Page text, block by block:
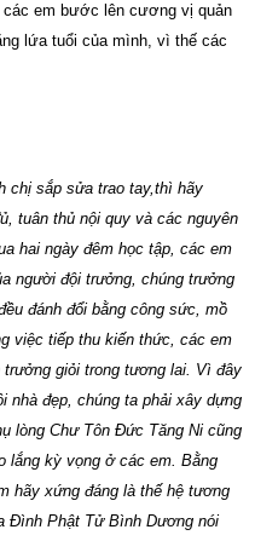
em bước lên cương vị quản
lứa tuổi của mình, vì thế các
chị sắp sửa trao tay,thì hãy
tuân thủ nội quy và các nguyên
hai ngày đêm học tập, các em
người đội trưởng, chúng trưởng
đánh đổi bằng công sức, mồ
việc tiếp thu kiến thức, các em
giỏi trong tương lai. Vì đây
nhà đẹp, chúng ta phải xây dựng
lòng Chư Tôn Đức Tăng Ni cũng
lắng kỳ vọng ở các em. Bằng
hãy xứng đáng là thế hệ tương
Đình Phật Tử Bình Dương nói